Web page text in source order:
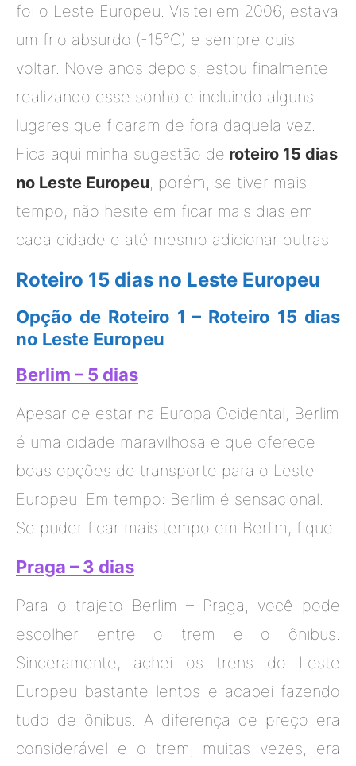
foi o Leste Europeu. Visitei em 2006, estava
um frio absurdo (-15°C) e sempre quis
voltar. Nove anos depois, estou finalmente
realizando esse sonho e incluindo alguns
lugares que ficaram de fora daquela vez.
Fica aqui minha sugestão de roteiro 15 dias
no Leste Europeu, porém, se tiver mais
tempo, não hesite em ficar mais dias em
cada cidade e até mesmo adicionar outras.
Roteiro 15 dias no Leste Europeu
Opção de Roteiro 1 – Roteiro 15 dias
no Leste Europeu
Berlim – 5 dias
Apesar de estar na Europa Ocidental, Berlim
é uma cidade maravilhosa e que oferece
boas opções de transporte para o Leste
Europeu. Em tempo: Berlim é sensacional.
Se puder ficar mais tempo em Berlim, fique.
Praga – 3 dias
Para o trajeto Berlim – Praga, você pode
escolher entre o trem e o ônibus.
Sinceramente, achei os trens do Leste
Europeu bastante lentos e acabei fazendo
tudo de ônibus. A diferença de preço era
considerável e o trem, muitas vezes, era